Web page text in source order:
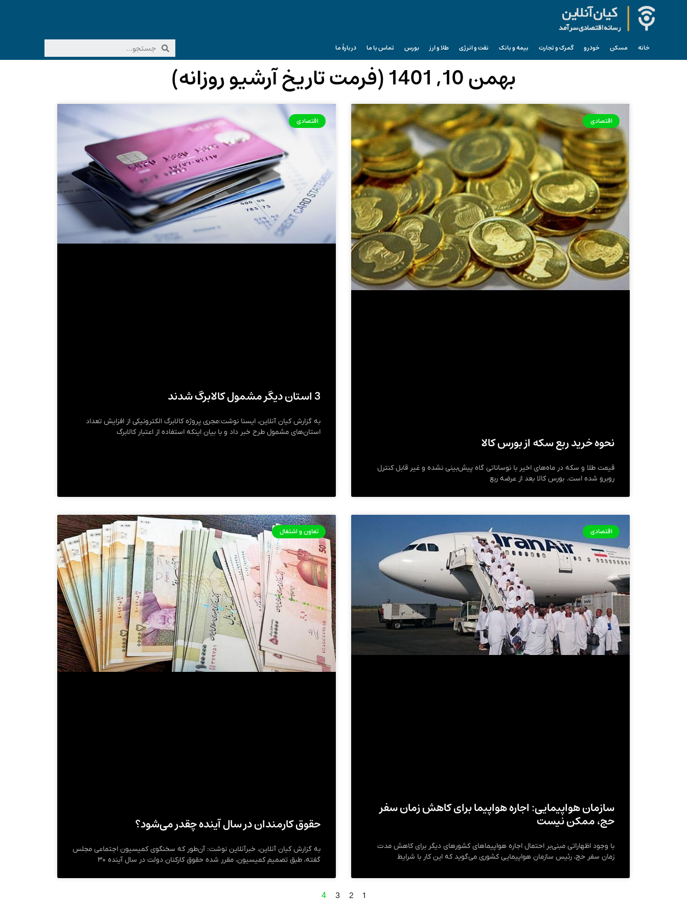
خانه مسکن خودرو گمرک و تجارت بیمه و بانک نفت و انرژی طلا و ارز بورس تماس با ما دربارۀ ما
بهمن 10, 1401 (فرمت تاریخ آرشیو روزانه)
اقتصادی
نحوه خرید ربع سکه از بورس کالا
قیمت طلا و سکه در ماه‌های اخیر با نوساناتی گاه پیش‌بینی نشده و غیر قابل کنترل
روبرو شده است. بورس کالا بعد از عرضه ربع
اقتصادی
3 استان دیگر مشمول کالابرگ شدند
به گزارش کیان آنلاین، ایسنا نوشت:مجری پروژه کالابرگ الکترونیکی از افزایش تعداد
استان‌های مشمول طرح خبر داد و با بیان اینکه استفاده از اعتبار کالابرگ
اقتصادی
سازمان هواپیمایی: اجاره هواپیما برای کاهش زمان سفر
حج، ممکن نیست
با وجود اظهاراتی مبنی‌بر احتمال اجاره هواپیماهای کشورهای دیگر برای کاهش مدت
زمان سفر حج، رئیس سازمان هواپیمایی کشوری می‌گوید که این کار با شرایط
تعاون و اشتغال
حقوق کارمندان در سال آینده چقدر می‌شود؟
به گزارش کیان آنلاین، خبرآنلاین نوشت: آن‌طور که سخنگوی کمیسیون اجتماعی مجلس
گفته، طبق تصمیم کمیسیون، مقرر شده حقوق کارکنان دولت در سال آینده ۳۰
1
2
3
4